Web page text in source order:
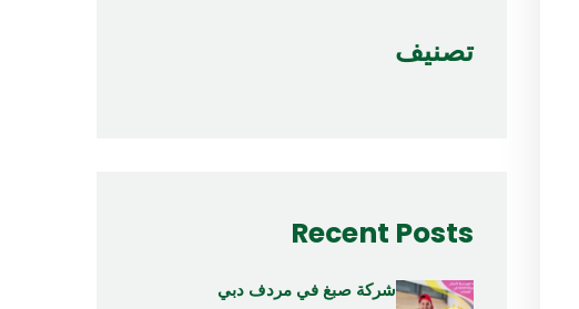
تصنيف
Recent Posts
شركة صبغ في مردف دبي